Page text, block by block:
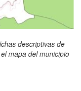
descriptivas de
mapa del municipio